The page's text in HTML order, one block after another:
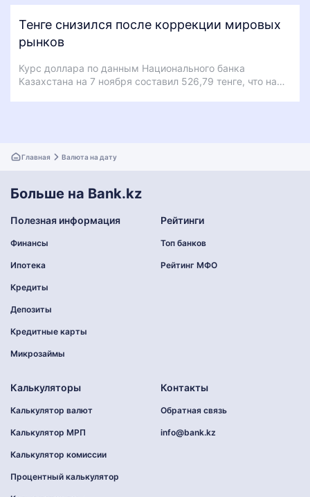
Тенге снизился после коррекции мировых
рынков
Курс доллара по данным Национального банка
Казахстана на 7 ноября составил 526,79 тенге, что на…
Главная Валюта на дату
Больше на Bank.kz
Полезная информация
Финансы
Ипотека
Кредиты
Депозиты
Кредитные карты
Микрозаймы
Рейтинги
Топ банков
Рейтинг МФО
Калькуляторы
Калькулятор валют
Калькулятор МРП
Калькулятор комиссии
Процентный калькулятор
Контакты
Обратная связь
info@bank.kz